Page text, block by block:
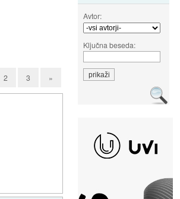
Avtor:
Ključna beseda:
2 3 »